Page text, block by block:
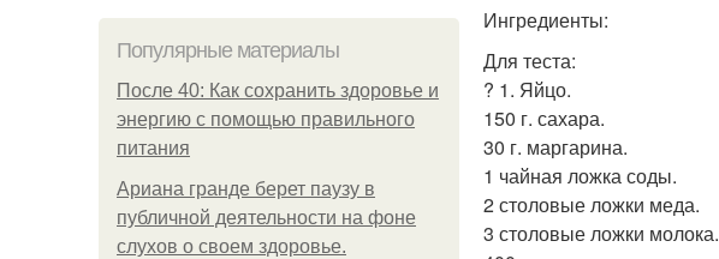
Популярные материалы
После 40: Как сохранить здоровье и
энергию с помощью правильного
питания
Ариана гранде берет паузу в
публичной деятельности на фоне
слухов о своем здоровье.
Ингредиенты:
Для теста:
? 1. Яйцо.
150 г. сахара.
30 г. маргарина.
1 чайная ложка соды.
2 столовые ложки меда.
3 столовые ложки молока.